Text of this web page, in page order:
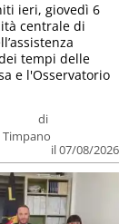
di
Timpano
il 07/08/2026
ieri, giovedì 6
centrale di
tempi delle
e l'Osservatorio